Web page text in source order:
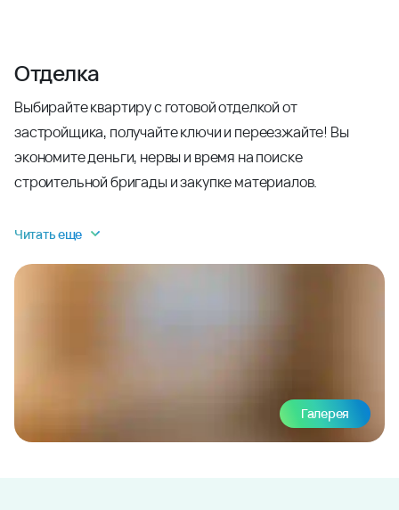
Отделка
Выбирайте квартиру с готовой отделкой от
застройщика, получайте ключи и переезжайте! Вы
экономите деньги, нервы и время на поиске
строительной бригады и закупке материалов.
Читать еще
Галерея